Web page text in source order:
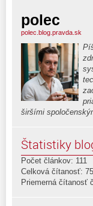
polec
polec.blog.pravda.sk
širšími
Štatistiky
Počet článkov: 111
Celková čítanosť:
Priemerná čítanosť